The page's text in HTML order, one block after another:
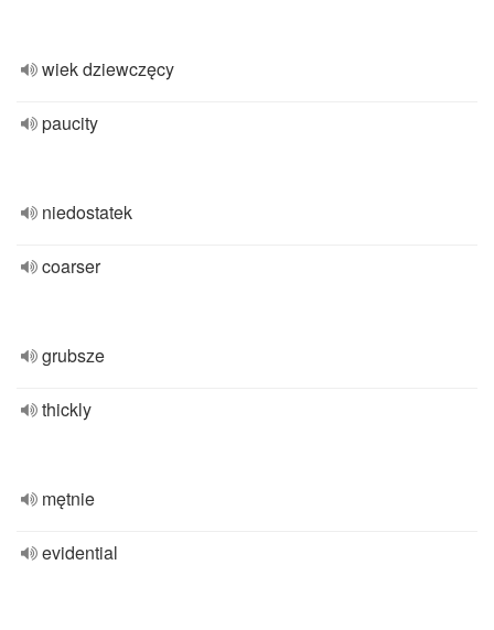
wiek dziewczęcy
paucity
niedostatek
coarser
grubsze
thickly
mętnie
evidential